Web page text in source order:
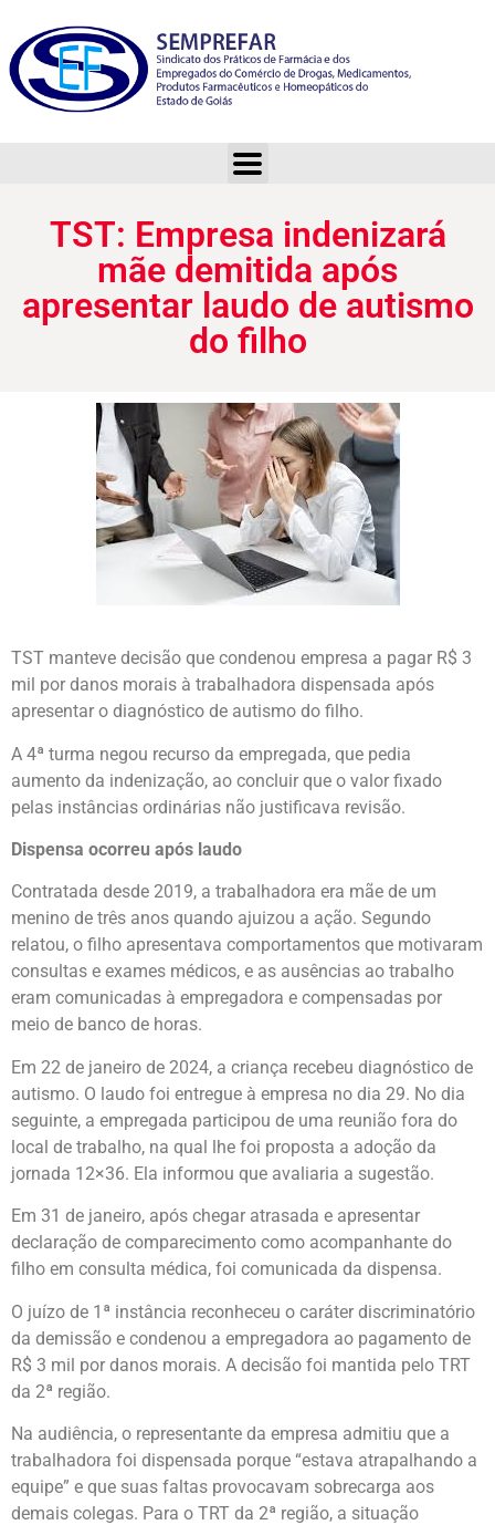
TST: Empresa indenizará
mãe demitida após
apresentar laudo de autismo
do filho
TST manteve decisão que condenou empresa a pagar R$ 3
mil por danos morais à trabalhadora dispensada após
apresentar o diagnóstico de autismo do filho.
A 4ª turma negou recurso da empregada, que pedia
aumento da indenização, ao concluir que o valor fixado
pelas instâncias ordinárias não justificava revisão.
Dispensa ocorreu após laudo
Contratada desde 2019, a trabalhadora era mãe de um
menino de três anos quando ajuizou a ação. Segundo
relatou, o filho apresentava comportamentos que motivaram
consultas e exames médicos, e as ausências ao trabalho
eram comunicadas à empregadora e compensadas por
meio de banco de horas.
Em 22 de janeiro de 2024, a criança recebeu diagnóstico de
autismo. O laudo foi entregue à empresa no dia 29. No dia
seguinte, a empregada participou de uma reunião fora do
local de trabalho, na qual lhe foi proposta a adoção da
jornada 12×36. Ela informou que avaliaria a sugestão.
Em 31 de janeiro, após chegar atrasada e apresentar
declaração de comparecimento como acompanhante do
filho em consulta médica, foi comunicada da dispensa.
O juízo de 1ª instância reconheceu o caráter discriminatório
da demissão e condenou a empregadora ao pagamento de
R$ 3 mil por danos morais. A decisão foi mantida pelo TRT
da 2ª região.
Na audiência, o representante da empresa admitiu que a
trabalhadora foi dispensada porque “estava atrapalhando a
equipe” e que suas faltas provocavam sobrecarga aos
demais colegas. Para o TRT da 2ª região, a situação